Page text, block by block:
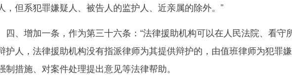
，但系犯罪嫌疑人、被告人的监护人、近亲属的除外。”
、增加一条，作为第三十六条：“法律援助机构可以在人民法院、看守
护人，法律援助机构没有指派律师为其提供辩护的，由值班律师为犯罪
制措施、对案件处理提出意见等法律帮助。